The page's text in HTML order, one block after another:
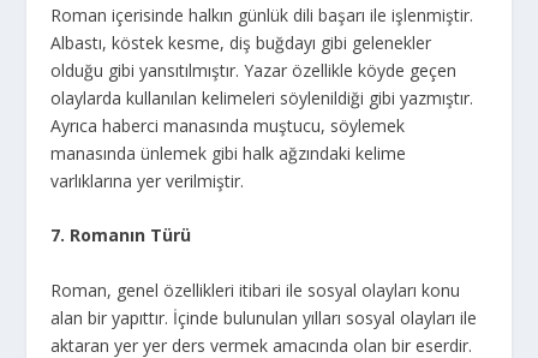
Roman içerisinde halkın günlük dili başarı ile işlenmiştir.
Albastı, köstek kesme, diş buğdayı gibi gelenekler
olduğu gibi yansıtılmıştır. Yazar özellikle köyde geçen
olaylarda kullanılan kelimeleri söylenildiği gibi yazmıştır.
Ayrıca haberci manasında muştucu, söylemek
manasında ünlemek gibi halk ağzındaki kelime
varlıklarına yer verilmiştir.
7. Romanın Türü
Roman, genel özellikleri itibari ile sosyal olayları konu
alan bir yapıttır. İçinde bulunulan yılları sosyal olayları ile
aktaran yer yer ders vermek amacında olan bir eserdir.